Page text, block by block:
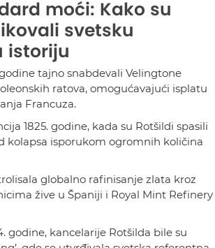
moći: Kako su
svetsku
istoriju
godine tajno snabdevali Velingtone
ratova, omogućavajući isplatu
Francuza.
1825. godine, kada su Rotšildi spasili
kolapsa isporukom ogromnih količina
globalno rafinisanje zlata kroz
žive u Španiji i Royal Mint Refinery
godine, kancelarije Rotšilda bile su